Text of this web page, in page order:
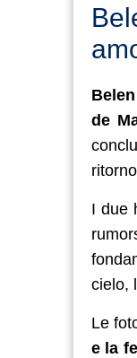
de
I due
cielo,
Le
e la